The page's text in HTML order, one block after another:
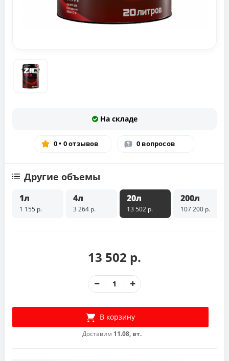
На складе
0 • 0 отзывов 0 вопросов
Другие объемы
1л
1 155 р.
4л
3 264 р.
20л
13 502 р.
200л
107 200 р.
13 502 р.
В корзину
Доставим 11.08, вт.